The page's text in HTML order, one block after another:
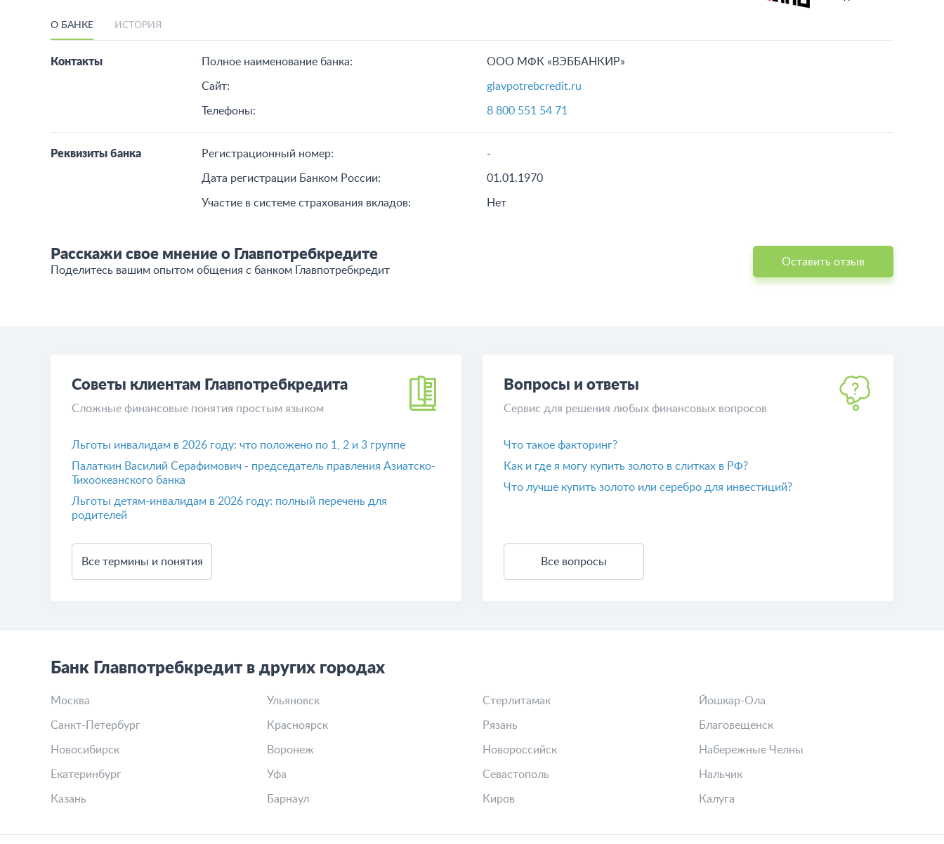
О БАНКЕ ИСТОРИЯ
Контакты Полное наименование банка: ООО МФК «ВЭББАНКИР»
Сайт: glavpotrebcredit.ru
Телефоны: 8 800 551 54 71
Реквизиты банка Регистрационный номер: -
Дата регистрации Банком России: 01.01.1970
Участие в системе страхования вкладов: Нет
Расскажи свое мнение о Главпотребкредите
Поделитесь вашим опытом общения c банком Главпотребкредит
Оставить отзыв
Советы клиентам Главпотребкредита
Сложные финансовые понятия простым языком
Льготы инвалидам в 2026 году: что положено по 1, 2 и 3 группе
Палаткин Василий Серафимович - председатель правления Азиатско-
Тихоокеанского банка
Льготы детям-инвалидам в 2026 году: полный перечень для
родителей
Все термины и понятия
Вопросы и ответы
Сервис для решения любых финансовых вопросов
Что такое факторинг?
Как и где я могу купить золото в слитках в РФ?
Что лучше купить золото или серебро для инвестиций?
Все вопросы
Банк Главпотребкредит в других городах
Москва
Санкт-Петербург
Новосибирск
Екатеринбург
Казань
Ульяновск
Красноярск
Воронеж
Уфа
Барнаул
Стерлитамак
Рязань
Новороссийск
Севастополь
Киров
Йошкар-Ола
Благовещенск
Набережные Челны
Нальчик
Калуга